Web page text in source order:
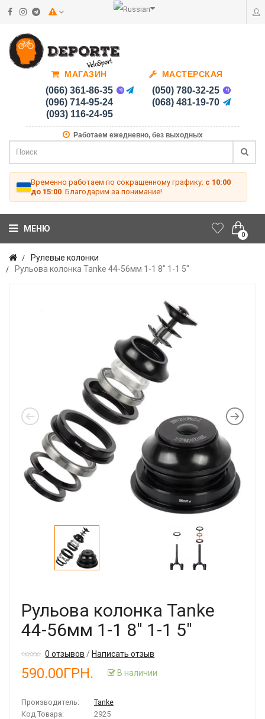
МАГАЗИН
(066) 361-86-35
(096) 714-95-24
(093) 116-24-95
МАСТЕРСКАЯ
(050) 780-32-25
(068) 481-19-70
Работаем ежедневно, без выходных
Временно работаем по сокращенному графику: с 10:00
до 15:00 . Благодарим за понимание!
0
МЕНЮ
Рулевые колонки
Рульова колонка Tanke 44-56мм 1-1 8" 1-1 5"
Рульова колонка Tanke
44-56мм 1-1 8" 1-1 5"
0 отзывов /Написать отзыв
590.00ГРН. В наличии
Производитель:
Tanke
Код Товара:
2925